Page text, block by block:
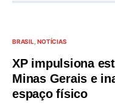
BRASIL NOTÍCIAS
XP impulsiona
Minas Gerais e
espaço físico